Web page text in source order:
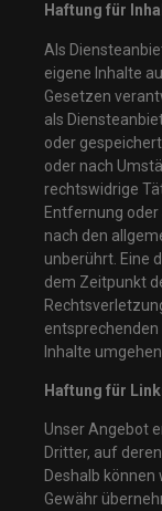
Haftung für
Als
eigene Inhalte
Gesetzen
als
oder
oder nach
rechtswidrige
Entfernung
nach den
unberührt. Eine
dem Zeitpunkt
Inhalte
Haftung für
Unser Angebot
Dritter, auf
Deshalb
Gewähr